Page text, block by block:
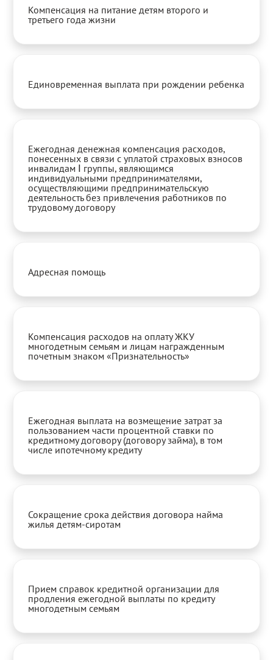
Компенсация на питание детям второго и
третьего года жизни
Единовременная выплата при рождении ребенка
Ежегодная денежная компенсация расходов,
понесенных в связи с уплатой страховых взносов
инвалидам Ⅰ группы, являющимся
индивидуальными предпринимателями,
осуществляющими предпринимательскую
деятельность без привлечения работников по
трудовому договору
Адресная помощь
Компенсация расходов на оплату ЖКУ
многодетным семьям и лицам награжденным
почетным знаком «Признательность»
Ежегодная выплата на возмещение затрат за
пользованием части процентной ставки по
кредитному договору (договору займа), в том
числе ипотечному кредиту
Сокращение срока действия договора найма
жилья детям-сиротам
Прием справок кредитной организации для
продления ежегодной выплаты по кредиту
многодетным семьям